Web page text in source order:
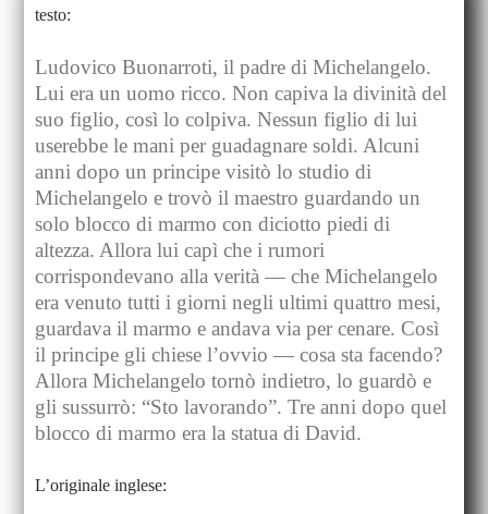
testo:
Ludovico Buonarroti, il padre di Michelangelo.
Lui era un uomo ricco. Non capiva la divinità del
suo figlio, così lo colpiva. Nessun figlio di lui
userebbe le mani per guadagnare soldi. Alcuni
anni dopo un principe visitò lo studio di
Michelangelo e trovò il maestro guardando un
solo blocco di marmo con diciotto piedi di
altezza. Allora lui capì che i rumori
corrispondevano alla verità — che Michelangelo
era venuto tutti i giorni negli ultimi quattro mesi,
guardava il marmo e andava via per cenare. Così
il principe gli chiese l’ovvio — cosa sta facendo?
Allora Michelangelo tornò indietro, lo guardò e
gli sussurrò: “Sto lavorando”. Tre anni dopo quel
blocco di marmo era la statua di David.
L’originale inglese: